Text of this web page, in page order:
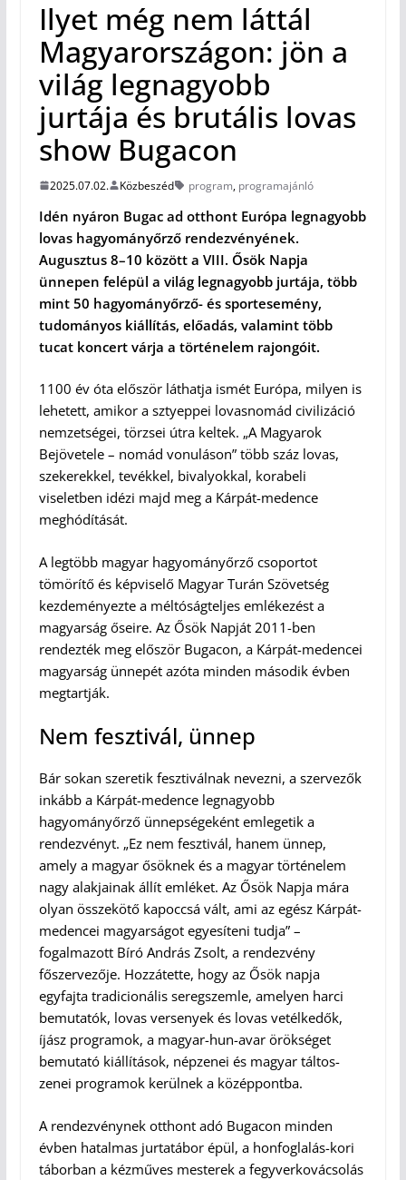
Ilyet még nem láttál
Magyarországon: jön a
világ legnagyobb
jurtája és brutális lovas
show Bugacon
2025.07.02. Közbeszéd program, programajánló
Idén nyáron Bugac ad otthont Európa legnagyobb
lovas hagyományőrző rendezvényének.
Augusztus 8–10 között a VIII. Ősök Napja
ünnepen felépül a világ legnagyobb jurtája, több
mint 50 hagyományőrző- és sportesemény,
tudományos kiállítás, előadás, valamint több
tucat koncert várja a történelem rajongóit.
1100 év óta először láthatja ismét Európa, milyen is
lehetett, amikor a sztyeppei lovasnomád civilizáció
nemzetségei, törzsei útra keltek. „A Magyarok
Bejövetele – nomád vonuláson” több száz lovas,
szekerekkel, tevékkel, bivalyokkal, korabeli
viseletben idézi majd meg a Kárpát-medence
meghódítását.
A legtöbb magyar hagyományőrző csoportot
tömörítő és képviselő Magyar Turán Szövetség
kezdeményezte a méltóságteljes emlékezést a
magyarság őseire. Az Ősök Napját 2011-ben
rendezték meg először Bugacon, a Kárpát-medencei
magyarság ünnepét azóta minden második évben
megtartják.
Nem fesztivál, ünnep
Bár sokan szeretik fesztiválnak nevezni, a szervezők
inkább a Kárpát-medence legnagyobb
hagyományőrző ünnepségeként emlegetik a
rendezvényt. „Ez nem fesztivál, hanem ünnep,
amely a magyar ősöknek és a magyar történelem
nagy alakjainak állít emléket. Az Ősök Napja mára
olyan összekötő kapoccsá vált, ami az egész Kárpát-
medencei magyarságot egyesíteni tudja” –
fogalmazott Bíró András Zsolt, a rendezvény
főszervezője. Hozzátette, hogy az Ősök napja
egyfajta tradicionális seregszemle, amelyen harci
bemutatók, lovas versenyek és lovas vetélkedők,
íjász programok, a magyar-hun-avar örökséget
bemutató kiállítások, népzenei és magyar táltos-
zenei programok kerülnek a középpontba.
A rendezvénynek otthont adó Bugacon minden
évben hatalmas jurtatábor épül, a honfoglalás-kori
táborban a kézműves mesterek a fegyverkovácsolás